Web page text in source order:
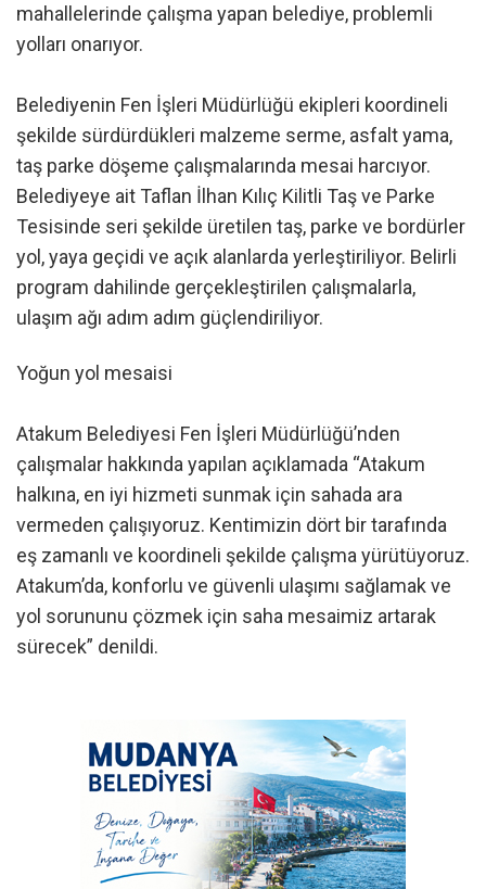
mahallelerinde çalışma yapan belediye, problemli
yolları onarıyor.
Belediyenin Fen İşleri Müdürlüğü ekipleri koordineli
şekilde sürdürdükleri malzeme serme, asfalt yama,
taş parke döşeme çalışmalarında mesai harcıyor.
Belediyeye ait Taflan İlhan Kılıç Kilitli Taş ve Parke
Tesisinde seri şekilde üretilen taş, parke ve bordürler
yol, yaya geçidi ve açık alanlarda yerleştiriliyor. Belirli
program dahilinde gerçekleştirilen çalışmalarla,
ulaşım ağı adım adım güçlendiriliyor.
Yoğun yol mesaisi
Atakum Belediyesi Fen İşleri Müdürlüğü’nden
çalışmalar hakkında yapılan açıklamada “Atakum
halkına, en iyi hizmeti sunmak için sahada ara
vermeden çalışıyoruz. Kentimizin dört bir tarafında
eş zamanlı ve koordineli şekilde çalışma yürütüyoruz.
Atakum’da, konforlu ve güvenli ulaşımı sağlamak ve
yol sorununu çözmek için saha mesaimiz artarak
sürecek” denildi.